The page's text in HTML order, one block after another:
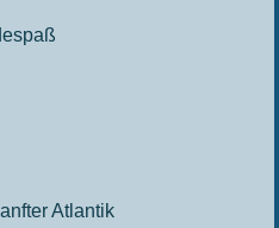
Atlantik